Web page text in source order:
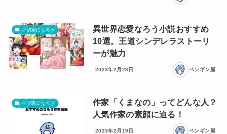
小説家になろう
異世界恋愛なろう小説おすすめ
10選。王道シンデレラストーリ
ーが魅力
2023年2月23日 ペンギン屋
小説家になろう
作家「くまなの」ってどんな人？
人気作家の素顔に迫る！
2023年2月19日 ペンギン屋